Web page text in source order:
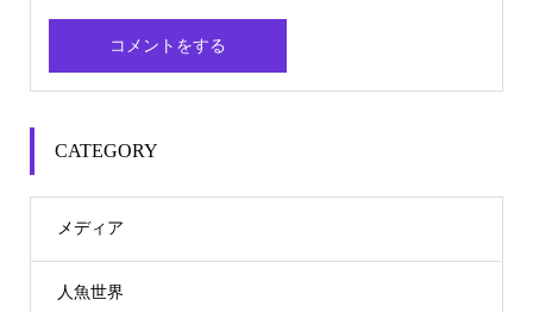
CATEGORY
メディア
人魚世界